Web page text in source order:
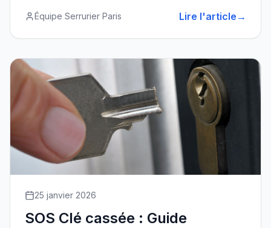
Équipe Serrurier Paris Lire l'article →
25 janvier 2026
SOS Clé cassée : Guide